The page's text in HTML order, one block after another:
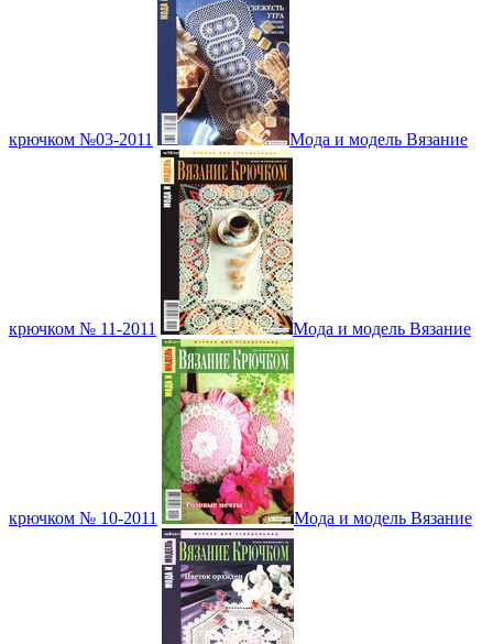
крючком №03-2011 Мода и модель Вязание
крючком № 11-2011 Мода и модель Вязание
крючком № 10-2011 Мода и модель Вязание